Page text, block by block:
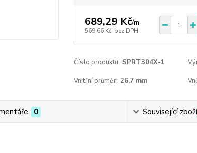
689,29 Kč/m
569,66 Kč bez DPH
Číslo produktu: SPRT304X-1
Vnitřní průměr: 26,7 mm
0 Související